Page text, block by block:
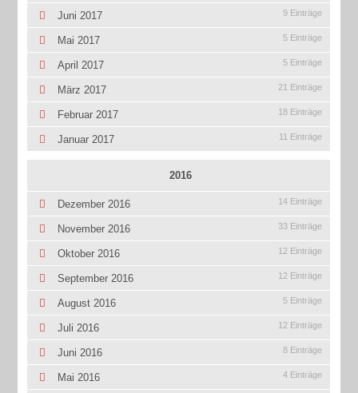
Juni 2017 9 Einträge
Mai 2017 5 Einträge
April 2017 5 Einträge
März 2017 21 Einträge
Februar 2017 18 Einträge
Januar 2017 11 Einträge
2016
Dezember 2016 14 Einträge
November 2016 33 Einträge
Oktober 2016 12 Einträge
September 2016 12 Einträge
August 2016 5 Einträge
Juli 2016 12 Einträge
Juni 2016 8 Einträge
Mai 2016 4 Einträge